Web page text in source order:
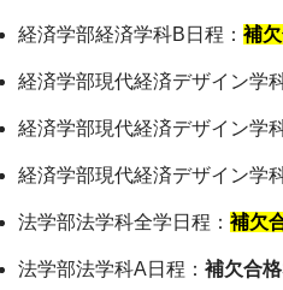
経済学部経済学科B日程： 補
経済学部現代経済デザイン学
経済学部現代経済デザイン学
経済学部現代経済デザイン学
法学部法学科全学日程： 補欠
法学部法学科A日程： 補欠合